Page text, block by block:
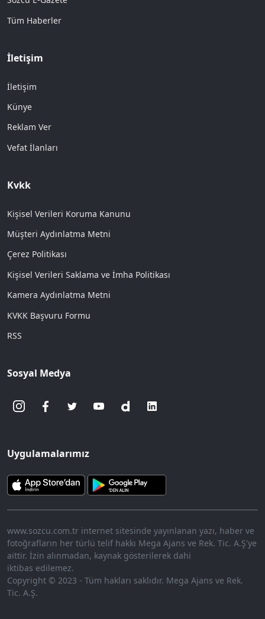
Tüm Haberler
İletişim
İletişim
Künye
Reklam Ver
Vefat İlanları
Kvkk
Kişisel Verileri Koruma Kanunu
Müşteri Aydınlatma Metni
Çerez Politikası
Kişisel Verileri Saklama ve İmha Politikası
Kamera Aydınlatma Metni
KVKK Başvuru Formu
RSS
Sosyal Medya
Uygulamalarımız
www.sozcu.com.tr internet sitesinde yayınlanan yazı, haber ve
fotoğrafların her türlü telif hakkı Mega Ajans ve Rek. Tic. A.Ş'ye
aittir. İzin alınmadan, kaynak gösterilerek dahi
iktibas edilemez.
Copyright © 2023 - Tüm hakları saklıdır. Mega Ajans ve Rek.
Tic. A.Ş.